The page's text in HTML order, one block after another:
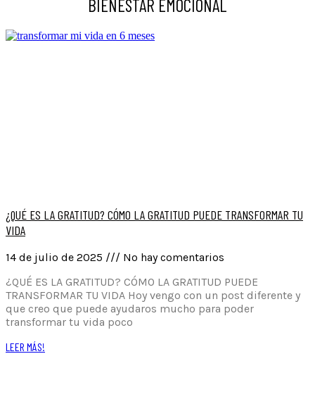
BIENESTAR EMOCIONAL
¿QUÉ ES LA GRATITUD? CÓMO LA GRATITUD PUEDE TRANSFORMAR TU
VIDA
14 de julio de 2025
No hay comentarios
¿QUÉ ES LA GRATITUD? CÓMO LA GRATITUD PUEDE
TRANSFORMAR TU VIDA Hoy vengo con un post diferente y
que creo que puede ayudaros mucho para poder
transformar tu vida poco
LEER MÁS!